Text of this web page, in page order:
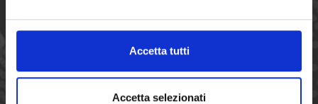
Accetta tutti
Accetta selezionati